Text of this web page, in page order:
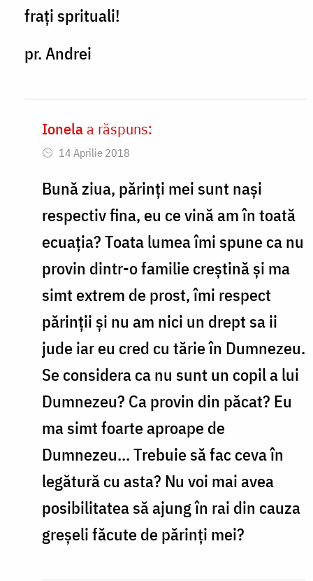
persoane
au
Andrei
frați sprituali!
pr. Andrei
In
reply
to
Doamne
ajută!
andrei.atudori
Ionela a răspuns:
14 Aprilie 2018
Bună ziua, părinți mei sunt nași
respectiv fina, eu ce vină am în toată
ecuația? Toata lumea îmi spune ca nu
provin dintr-o familie creștină și ma
simt extrem de prost, îmi respect
părinții și nu am nici un drept sa ii
jude iar eu cred cu tărie în Dumnezeu.
Se considera ca nu sunt un copil a lui
Dumnezeu? Ca provin din păcat? Eu
ma simt foarte aproape de
Dumnezeu... Trebuie să fac ceva în
legătură cu asta? Nu voi mai avea
posibilitatea să ajung în rai din cauza
greșeli făcute de părinți mei?